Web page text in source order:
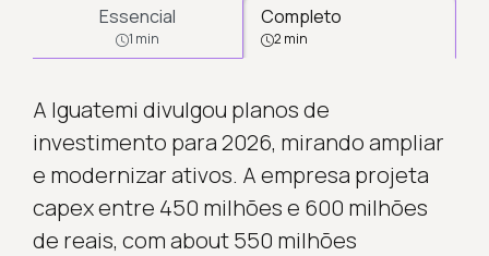
Essencial
1 min
Completo
2 min
A Iguatemi divulgou planos de
investimento para 2026, mirando ampliar
e modernizar ativos. A empresa projeta
capex entre 450 milhões e 600 milhões
de reais, com about 550 milhões